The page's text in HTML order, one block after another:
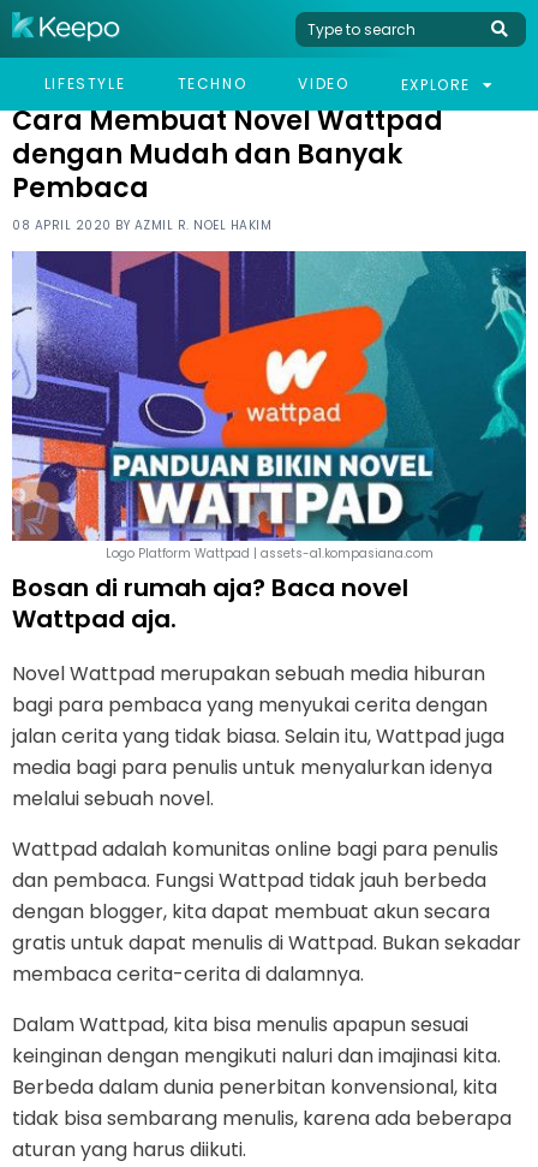
LIFESTYLE TECHNO VIDEO EXPLORE
HOME TECHNO
CARA MEMBUAT NOVEL WATTPAD DENGAN MUDAH DAN BANYAK
Cara Membuat Novel Wattpad
dengan Mudah dan Banyak
Pembaca
08 APRIL 2020 BY AZMIL R. NOEL HAKIM
Logo Platform Wattpad | assets-a1.kompasiana.com
Bosan di rumah aja? Baca novel
Wattpad aja.
Novel Wattpad merupakan sebuah media hiburan
bagi para pembaca yang menyukai cerita dengan
jalan cerita yang tidak biasa. Selain itu, Wattpad juga
media bagi para penulis untuk menyalurkan idenya
melalui sebuah novel.
Wattpad adalah komunitas online bagi para penulis
dan pembaca. Fungsi Wattpad tidak jauh berbeda
dengan blogger, kita dapat membuat akun secara
gratis untuk dapat menulis di Wattpad. Bukan sekadar
membaca cerita-cerita di dalamnya.
Dalam Wattpad, kita bisa menulis apapun sesuai
keinginan dengan mengikuti naluri dan imajinasi kita.
Berbeda dalam dunia penerbitan konvensional, kita
tidak bisa sembarang menulis, karena ada beberapa
aturan yang harus diikuti.